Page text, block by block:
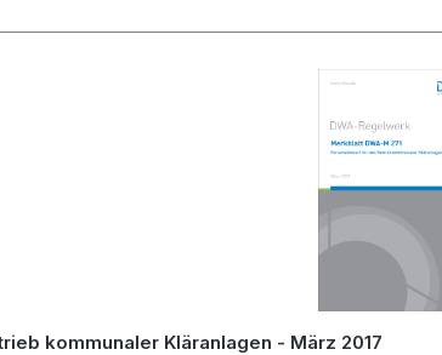
kommunaler Kläranlagen - März 2017